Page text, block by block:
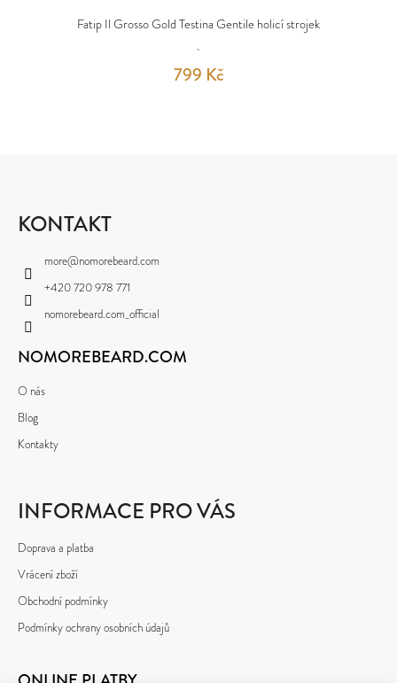
Fatip Il Grosso Gold Testina Gentile holicí strojek
799 Kč
KONTAKT
more@nomorebeard.com
+420 720 978 771
nomorebeard.com_official
NOMOREBEARD.COM
O nás
Blog
Kontakty
INFORMACE PRO VÁS
Doprava a platba
Vrácení zboží
Obchodní podmínky
Podmínky ochrany osobních údajů